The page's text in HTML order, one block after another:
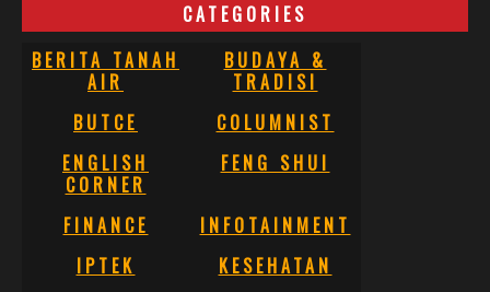
CATEGORIES
BERITA TANAH
AIR
BUDAYA &
TRADISI
BUTCE
COLUMNIST
ENGLISH
CORNER
FENG SHUI
FINANCE
INFOTAINMENT
IPTEK
KESEHATAN